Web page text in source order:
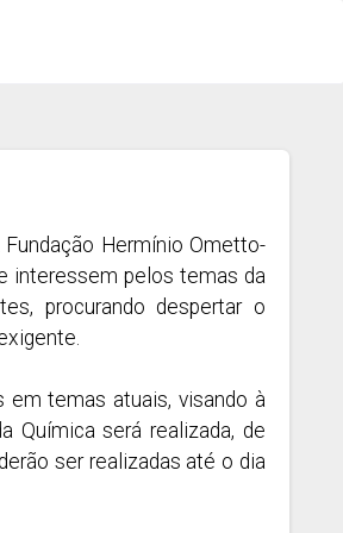
Hermínio Ometto-
interessem pelos temas da
procurando despertar o
em temas atuais, visando à
Química será realizada, de
ser realizadas até o dia